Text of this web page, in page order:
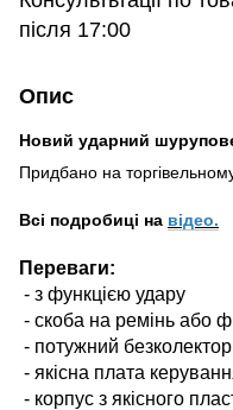
після 17:00
Опис
Новий ударний
Придбано на
Всі подробиці на відео.
Переваги:
- з функцією удару
- скоба на ремінь або
- потужний
- якісна плата
- корпус з якісного